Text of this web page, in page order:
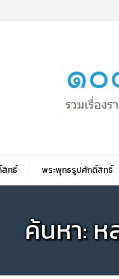
สิทธิ์ พระพุทธรูปศักดิ์สิทธิ์
ค้นหา: